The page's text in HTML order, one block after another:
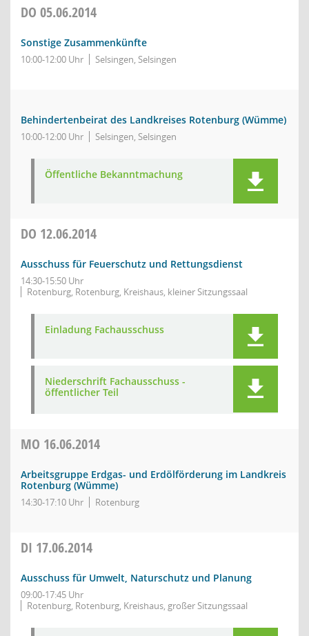
DO 05.06.2014
Sonstige Zusammenkünfte
10:00-12:00 Uhr Selsingen, Selsingen
Behindertenbeirat des Landkreises Rotenburg (Wümme)
10:00-12:00 Uhr Selsingen, Selsingen
Öffentliche Bekanntmachung
DO 12.06.2014
Ausschuss für Feuerschutz und Rettungsdienst
14:30-15:50 Uhr
Rotenburg, Rotenburg, Kreishaus, kleiner Sitzungssaal
Einladung Fachausschuss
Niederschrift Fachausschuss -
öffentlicher Teil
MO 16.06.2014
Arbeitsgruppe Erdgas- und Erdölförderung im Landkreis
Rotenburg (Wümme)
14:30-17:10 Uhr Rotenburg
DI 17.06.2014
Ausschuss für Umwelt, Naturschutz und Planung
09:00-17:45 Uhr
Rotenburg, Rotenburg, Kreishaus, großer Sitzungssaal